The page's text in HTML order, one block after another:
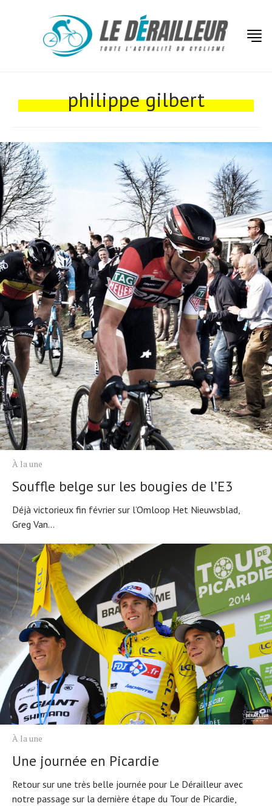
philippe gilbert
À la une
Souffle belge sur les bougies de l’E3
Déjà victorieux fin février sur l’Omloop Het Nieuwsblad,
Greg Van...
À la une
Une journée en Picardie
Retour sur une très belle journée pour Le Dérailleur avec
notre passage sur la dernière étape du Tour de Picardie,
Actualités
Technologies
Tests de produits
Conseils
Tendances
Tous nos articles
À propos